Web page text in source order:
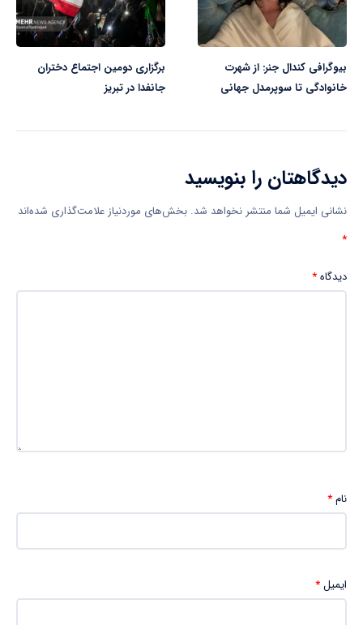
بیوگرافی کندال جنر: از شهرت
خانوادگی تا سوپرمدل جهانی
برگزاری دومین اجتماع دختران
جانفدا در تبریز
دیدگاهتان را بنویسید
نشانی ایمیل شما منتشر نخواهد شد. بخش‌های موردنیاز علامت‌گذاری شده‌اند
*
دیدگاه*
نام*
ایمیل*